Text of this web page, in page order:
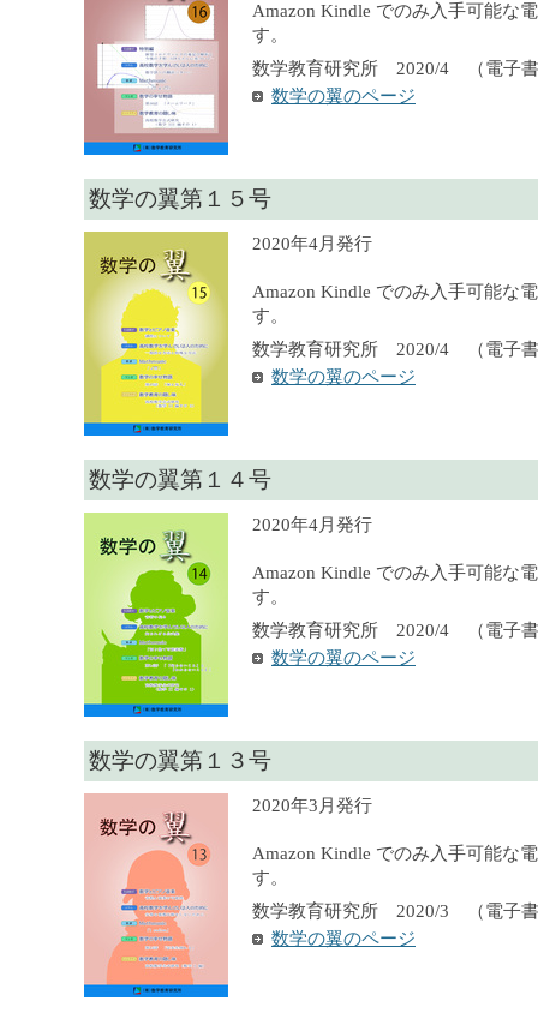
Amazon Kindle でのみ入手可能な
す。
数学教育研究所 2020/4 （電子
数学の翼のページ
数学の翼第１５号
2020年4月発行
Amazon Kindle でのみ入手可能な
す。
数学教育研究所 2020/4 （電子
数学の翼のページ
数学の翼第１４号
2020年4月発行
Amazon Kindle でのみ入手可能な
す。
数学教育研究所 2020/4 （電子
数学の翼のページ
数学の翼第１３号
2020年3月発行
Amazon Kindle でのみ入手可能な
す。
数学教育研究所 2020/3 （電子
数学の翼のページ